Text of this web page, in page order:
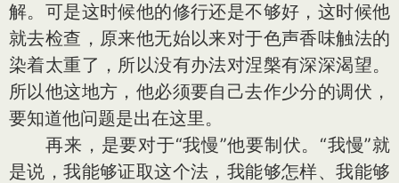
解。可是这时候他的修行还是不够好，这时候他
就去检查，原来他无始以来对于色声香味触法的
染着太重了，所以没有办法对涅槃有深深渴望。
所以他这地方，他必须要自己去作少分的调伏，
要知道他问题是出在这里。
再来，是要对于“我慢”他要制伏。“我慢”就
是说，我能够证取这个法，我能够怎样、我能够